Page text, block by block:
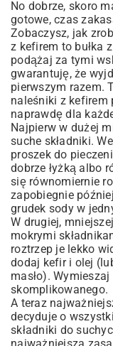
No dobrze, skoro
gotowe, czas
Zobaczysz, jak
z kefirem to bułka
podążaj za tymi
gwarantuję, że
pierwszym razem.
naleśniki z kefirem
naprawdę dla
Najpierw w dużej
suche składniki.
proszek do
dobrze łyżką albo
się równomiernie
zapobiegnie
grudek sody w
W drugiej,
mokrymi
roztrzep je lekko
dodaj kefir i olej
masło).
skomplikowanego.
A teraz
decyduje o
składniki do